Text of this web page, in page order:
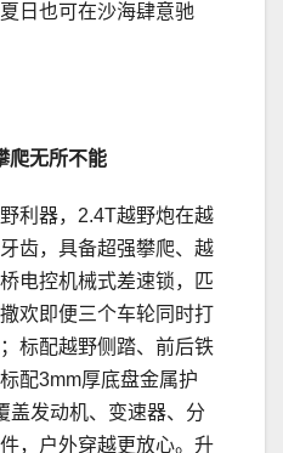
日也可在沙海肆意驰
爬无所不能
利器，2.4T越野炮在越
齿，具备超强攀爬、越
电控机械式差速锁，匹
欢即便三个车轮同时打
标配越野侧踏、前后铁
配3mm厚底盘金属护
盖发动机、变速器、分
，户外穿越更放心。升